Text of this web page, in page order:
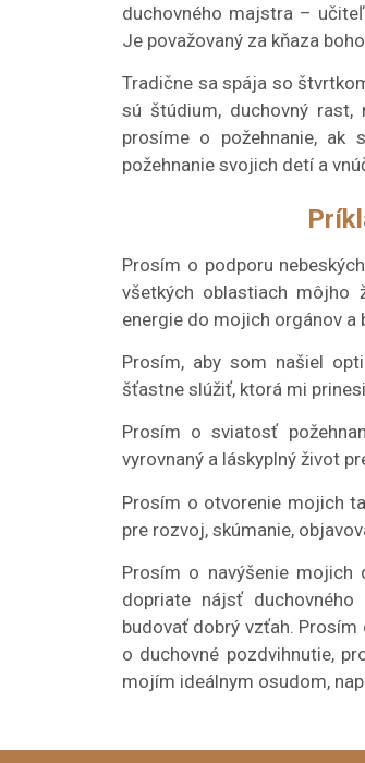
duchovného majstra –
Je považovaný za kňaza
Tradične sa spája so
sú štúdium, duchovný
prosíme o požehnanie,
požehnanie svojich detí a
Prosím o podporu
všetkých oblastiach môjho
energie do mojich orgánov a
Prosím, aby som našiel
šťastne slúžiť, ktorá mi
Prosím o sviatosť
vyrovnaný a láskyplný život
Prosím o otvorenie mojich
pre rozvoj, skúmanie,
Prosím o navýšenie mojich
dopriate nájsť
budovať dobrý vzťah.
o duchovné pozdvihnutie,
mojím ideálnym osudom,